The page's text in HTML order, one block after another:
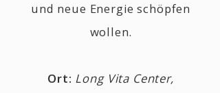
und neue Energie schöpfen
wollen.
Ort: Long Vita Center,